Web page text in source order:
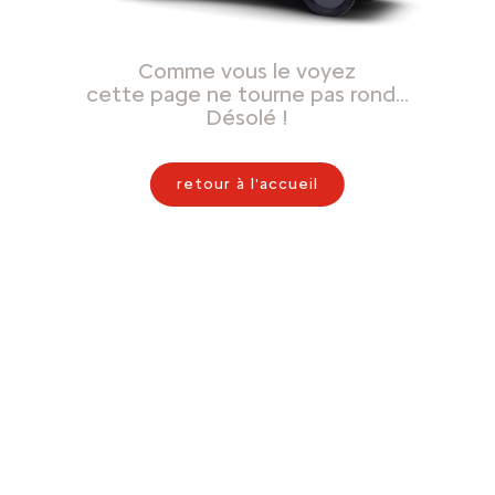
Comme vous le voyez
cette page ne tourne pas rond…
Désolé !
retour à l'accueil